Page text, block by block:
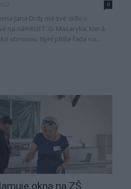
0
Jana Drdy má své sídlo v
na náměstí T. G. Masaryka, která
obnovou. Nyní přišla řada na...
okna na ZŠ